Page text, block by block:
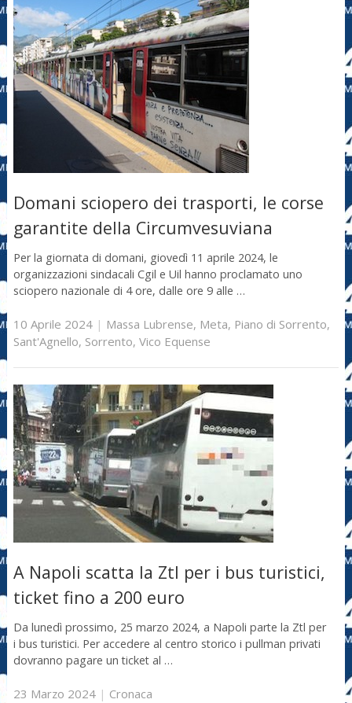
Domani sciopero dei trasporti, le corse
garantite della Circumvesuviana
Per la giornata di domani, giovedì 11 aprile 2024, le
organizzazioni sindacali Cgil e Uil hanno proclamato uno
sciopero nazionale di 4 ore, dalle ore 9 alle …
10 Aprile 2024| Massa Lubrense, Meta, Piano di Sorrento,
Sant'Agnello, Sorrento, Vico Equense
A Napoli scatta la Ztl per i bus turistici,
ticket fino a 200 euro
Da lunedì prossimo, 25 marzo 2024, a Napoli parte la Ztl per
i bus turistici. Per accedere al centro storico i pullman privati
dovranno pagare un ticket al …
23 Marzo 2024| Cronaca